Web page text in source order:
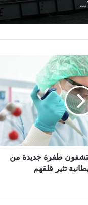
دخول أكثر من 150 مهاجراً إلى المملكة المتحدة عبر البحر
طفرة جديدة من
تثير قلقهم